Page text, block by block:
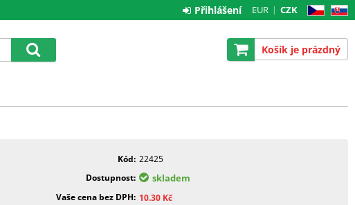
CZ SK
EUR CZK
Přihlášení
Košík je prázdný
Kód 22425
Dostupnost
skladem
Vaše cena bez DPH 10.30 Kč